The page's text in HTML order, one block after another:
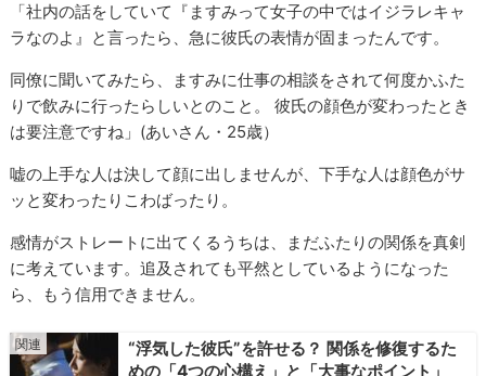
「社内の話をしていて『ますみって女子の中ではイジラレキャ
ラなのよ』と言ったら、急に彼氏の表情が固まったんです。
同僚に聞いてみたら、ますみに仕事の相談をされて何度かふた
りで飲みに行ったらしいとのこと。 彼氏の顔色が変わったとき
は要注意ですね」(あいさん・25歳）
嘘の上手な人は決して顔に出しませんが、下手な人は顔色がサ
ッと変わったりこわばったり。
感情がストレートに出てくるうちは、まだふたりの関係を真剣
に考えています。追及されても平然としているようになった
ら、もう信用できません。
“浮気した彼氏”を許せる？ 関係を修復するた
めの「4つの心構え」と「大事なポイント」